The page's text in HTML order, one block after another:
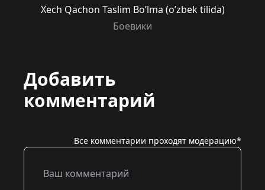
Xech Qachon Taslim Bo’lma (o’zbek tilida)
Боевики
Добавить
комментарий
Все комментарии проходят модерацию*